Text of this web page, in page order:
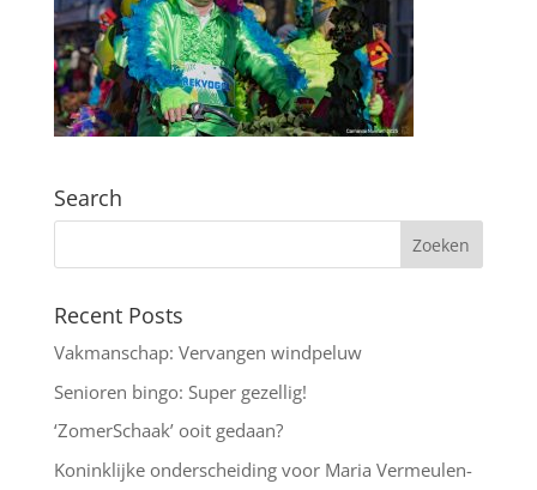
Search
Recent Posts
Vakmanschap: Vervangen windpeluw
Senioren bingo: Super gezellig!
‘ZomerSchaak’ ooit gedaan?
Koninklijke onderscheiding voor Maria Vermeulen-